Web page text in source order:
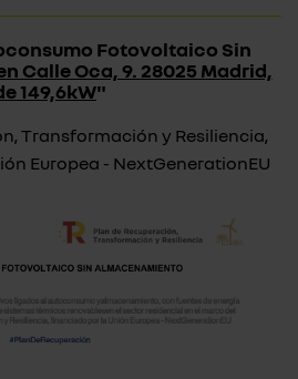
Fotovoltaico Sin
Calle Oca, 9. 28025 Madrid,
149,6kW"
Transformación y Resiliencia,
Europea - NextGenerationEU